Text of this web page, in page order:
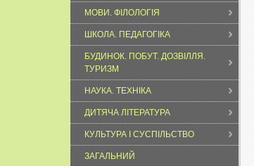
МОВИ. ФІЛОЛОГІЯ
ШКОЛА. ПЕДАГОГІКА
БУДИНОК. ПОБУТ. ДОЗВІЛЛЯ.
ТУРИЗМ
НАУКА. ТЕХНІКА
ДИТЯЧА ЛІТЕРАТУРА
КУЛЬТУРА І СУСПІЛЬСТВО
ЗАГАЛЬНИЙ